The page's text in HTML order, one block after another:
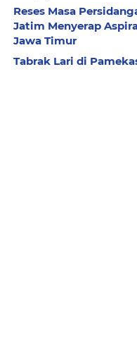
Reses Masa
Jatim Menyerap
Jawa Timur
Tabrak Lari di